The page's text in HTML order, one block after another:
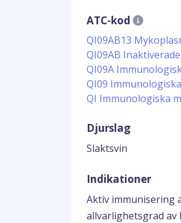
ATC-kod
QI09AB13
QI09AB
QI09A
QI09
QI Immunologiska
Djurslag
Slaktsvin
Indikationer
Aktiv immunisering
allvarlighetsgrad av